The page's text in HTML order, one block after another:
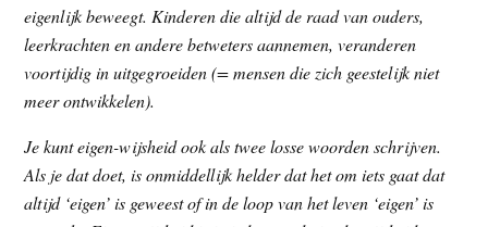
eigenlijk beweegt. Kinderen die altijd de raad van ouders,
leerkrachten en andere betweters aannemen, veranderen
voortijdig in uitgegroeiden (= mensen die zich geestelijk niet
meer ontwikkelen).
Je kunt eigen-wijsheid ook als twee losse woorden schrijven.
Als je dat doet, is onmiddellijk helder dat het om iets gaat dat
altijd ‘eigen’ is geweest of in de loop van het leven ‘eigen’ is